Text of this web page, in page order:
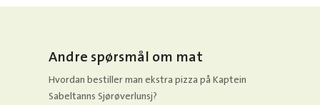
Andre spørsmål om mat
Hvordan bestiller man ekstra pizza på Kaptein
Sabeltanns Sjørøverlunsj?